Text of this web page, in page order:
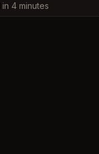
4 minutes